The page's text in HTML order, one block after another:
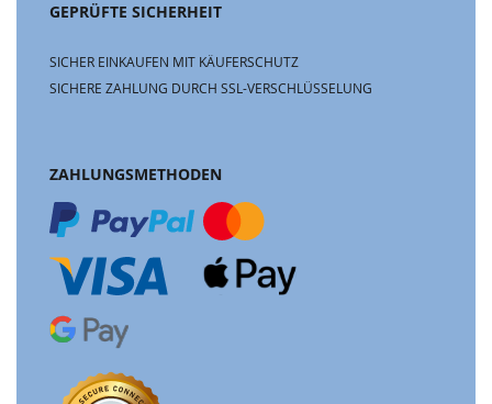
GEPRÜFTE SICHERHEIT
SICHER EINKAUFEN MIT KÄUFERSCHUTZ
SICHERE ZAHLUNG DURCH SSL-VERSCHLÜSSELUNG
ZAHLUNGSMETHODEN